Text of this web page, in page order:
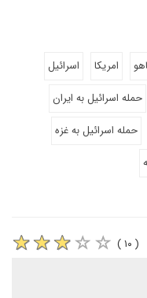
امریکا
اسرائیل
حمله اسرائیل به ایران
حمله اسرائیل به غزه
( ۱۰ )